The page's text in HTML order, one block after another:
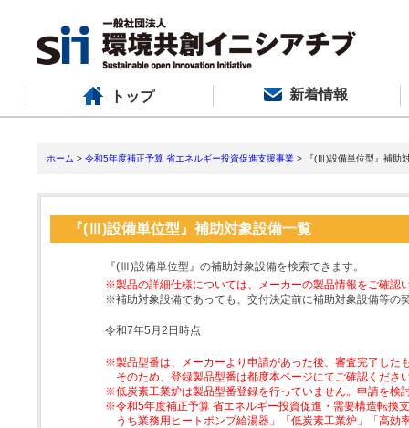
トップ 新着情報
ホーム > 令和5年度補正予算 省エネルギー投資促進支援事業 > 『(Ⅲ)設備単位型』補助
『(Ⅲ)設備単位型』補助対象設備一覧
『(Ⅲ)設備単位型』の補助対象設備を検索できます。
※製品の詳細仕様については、メーカーの製品情報をご確認
※補助対象設備であっても、交付決定前に補助対象設備等の
令和7年5月2日時点
※製品型番は、メーカーより申請があった後、審査完了した
そのため、登録製品型番は都度本ページにてご確認くださ
※低炭素工業炉は製品型番登録を行っていません。申請を検
※令和5年度補正予算 省エネルギー投資促進・需要構造転換
うち業務用ヒートポンプ給湯器」「低炭素工業炉」「高